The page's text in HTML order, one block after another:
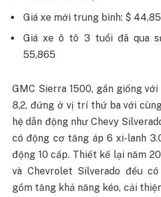
Giá xe mới trung bình: $
Giá xe ô tô 3 tuổi đã qua
55,865
GMC Sierra 1500, gần giống
8,2, đứng ở vị trí thứ ba với
hệ dẫn động như Chevy
có động cơ tăng áp 6 xi-lanh
động 10 cấp. Thiết kế lại năm
và Chevrolet Silverado đều
gồm tăng khả năng kéo, cải